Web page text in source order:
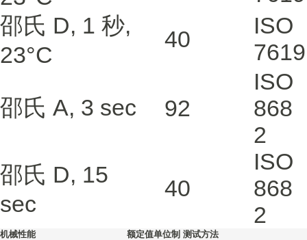
邵氏 D, 1 秒,
23°C
40
ISO
7619
邵氏 A, 3 sec 92
ISO
868
2
邵氏 D, 15
sec
40
ISO
868
2
机械性能 额定值单位制 测试方法